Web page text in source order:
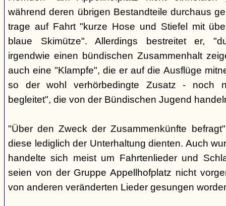
während deren übrigen Bestandteile durchaus
trage auf Fahrt "kurze Hose und Stiefel mit
blaue Skimütze". Allerdings bestreitet er,
irgendwie einen bündischen Zusammenhalt
auch eine "Klampfe", die er auf die Ausflüge
so der wohl verhörbedingte Zusatz - noch
begleitet", die von der Bündischen Jugend
"Über den Zweck der Zusammenkünfte
diese lediglich der Unterhaltung dienten. Auch
handelte sich meist um Fahrtenlieder und
seien von der Gruppe Appellhofplatz nicht
von anderen veränderten Lieder gesungen